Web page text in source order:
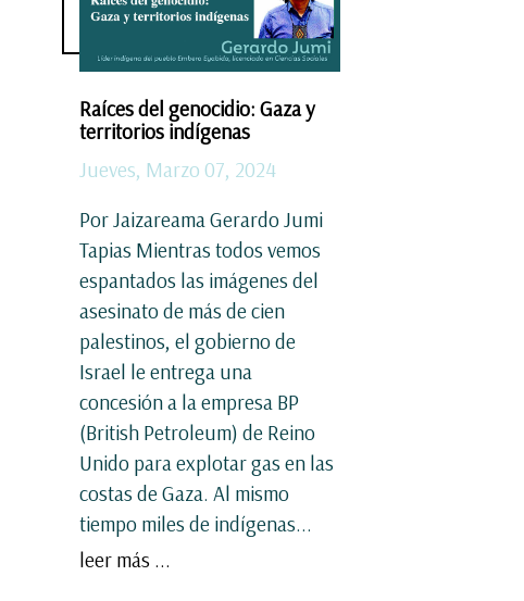
Raíces del genocidio: Gaza y
territorios indígenas
Jueves, Marzo 07, 2024
Por Jaizareama Gerardo Jumi
Tapias Mientras todos vemos
espantados las imágenes del
asesinato de más de cien
palestinos, el gobierno de
Israel le entrega una
concesión a la empresa BP
(British Petroleum) de Reino
Unido para explotar gas en las
costas de Gaza. Al mismo
tiempo miles de indígenas...
leer más ...